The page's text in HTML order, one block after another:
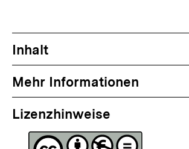
Inhalt
Mehr Informationen
Lizenzhinweise